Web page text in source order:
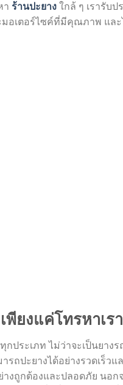
า ร้านปะยาง ใกล้ ๆ เรารับ
เตอร์ไซค์ที่มีคุณภาพ และไ
พียงแค่โทรหาเ
ประเภท ไม่ว่าจะเป็นยางร
ถปะยางได้อย่างรวดเร็ว
กต้องและปลอดภัย นอกจ